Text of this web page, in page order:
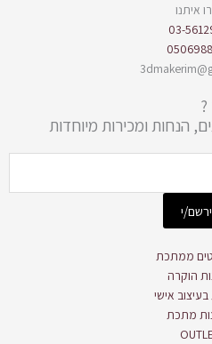
איתנו
03-
הנחות ומכירות מיוחדות
י
ממתכת
הוקרה
אישי
מתכת